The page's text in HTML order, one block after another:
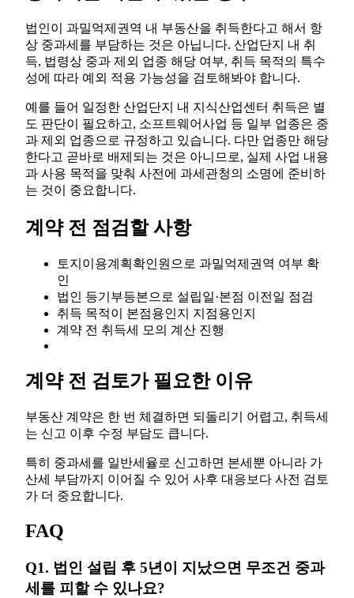
법인이 과밀억제권역 내 부동산을 취득한다고 해서 항
상 중과세를 부담하는 것은 아닙니다. 산업단지 내 취
득, 법령상 중과 제외 업종 해당 여부, 취득 목적의 특수
성에 따라 예외 적용 가능성을 검토해봐야 합니다.
예를 들어 일정한 산업단지 내 지식산업센터 취득은 별
도 판단이 필요하고, 소프트웨어사업 등 일부 업종은 중
과 제외 업종으로 규정하고 있습니다. 다만 업종만 해당
한다고 곧바로 배제되는 것은 아니므로, 실제 사업 내용
과 사용 목적을 맞춰 사전에 과세관청의 소명에 준비하
는 것이 중요합니다.
계약 전 점검할 사항
토지이용계획확인원으로 과밀억제권역 여부 확
인
법인 등기부등본으로 설립일·본점 이전일 점검
취득 목적이 본점용인지 지점용인지
계약 전 취득세 모의 계산 진행
계약 전 검토가 필요한 이유
부동산 계약은 한 번 체결하면 되돌리기 어렵고, 취득세
는 신고 이후 수정 부담도 큽니다.
특히 중과세를 일반세율로 신고하면 본세뿐 아니라 가
산세 부담까지 이어질 수 있어 사후 대응보다 사전 검토
가 더 중요합니다.
FAQ
Q1. 법인 설립 후 5년이 지났으면 무조건 중과
세를 피할 수 있나요?